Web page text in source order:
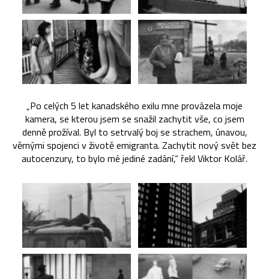
„Po celých 5 let kanadského exilu mne provázela moje
kamera, se kterou jsem se snažil zachytit vše, co jsem
denně prožíval. Byl to setrvalý boj se strachem, únavou,
věrnými spojenci v životě emigranta. Zachytit nový svět bez
autocenzury, to bylo mé jediné zadání,“ řekl Viktor Kolář.